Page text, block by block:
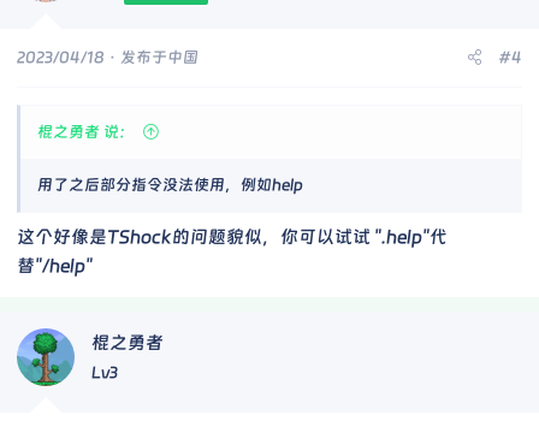
2023/04/18 · 发布于中国 #4
棍之勇者 说：
用了之后部分指令没法使用，例如help
这个好像是TShock的问题貌似，你可以试试 ".help"代
替"/help"
棍之勇者
Lv3